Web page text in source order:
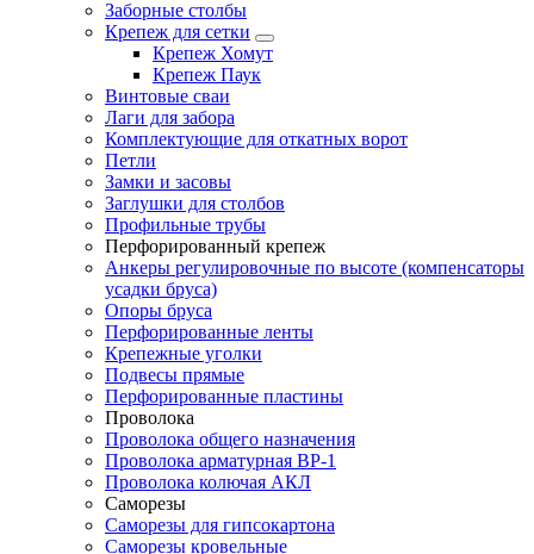
Заборные столбы
Крепеж для сетки
Крепеж Хомут
Крепеж Паук
Винтовые сваи
Лаги для забора
Комплектующие для откатных ворот
Петли
Замки и засовы
Заглушки для столбов
Профильные трубы
Перфорированный крепеж
Анкеры регулировочные по высоте (компенсаторы
усадки бруса)
Опоры бруса
Перфорированные ленты
Крепежные уголки
Подвесы прямые
Перфорированные пластины
Проволока
Проволока общего назначения
Проволока арматурная ВР-1
Проволока колючая АКЛ
Саморезы
Саморезы для гипсокартона
Саморезы кровельные